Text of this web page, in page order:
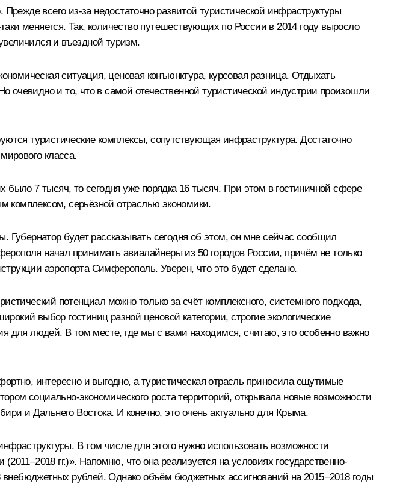
всего из‑за недостаточно развитой туристической инфраструктуры
меняется. Так, количество путешествующих по России в 2014 году выросло
и въездной туризм.
ситуация, ценовая конъюнктура, курсовая разница. Отдыхать
очевидно и то, что в самой отечественной туристической индустрии произошли
туристические комплексы, сопутствующая инфраструктура. Достаточно
класса.
7 тысяч, то сегодня уже порядка 16 тысяч. При этом в гостиничной сфере
комплексом, серьёзной отраслью экономики.
будет рассказывать сегодня об этом, он мне сейчас сообщил
начал принимать авиалайнеры из 50 городов России, причём не только
аэропорта Симферополь. Уверен, что это будет сделано.
потенциал можно только за счёт комплексного, системного подхода,
выбор гостиниц разной ценовой категории, строгие экологические
для людей. В том месте, где мы с вами находимся, считаю, это особенно важно
интересно и выгодно, а туристическая отрасль приносила ощутимые
социально-экономического роста территорий, открывала новые возможности
и Дальнего Востока. И конечно, это очень актуально для Крыма.
В том числе для этого нужно использовать возможности
гг.)». Напомню, что она реализуется на условиях государственно-
внебюджетных рублей. Однако объём бюджетных ассигнований на 2015−2018 годы